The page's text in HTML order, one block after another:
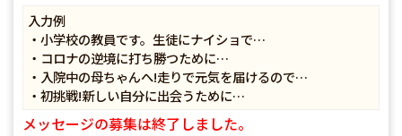
入力例
・小学校の教員です。生徒にナイショで…
・コロナの逆境に打ち勝つために…
・入院中の母ちゃんへ!走りで元気を届けるので…
・初挑戦!新しい自分に出会うために…
メッセージの募集は終了しました。